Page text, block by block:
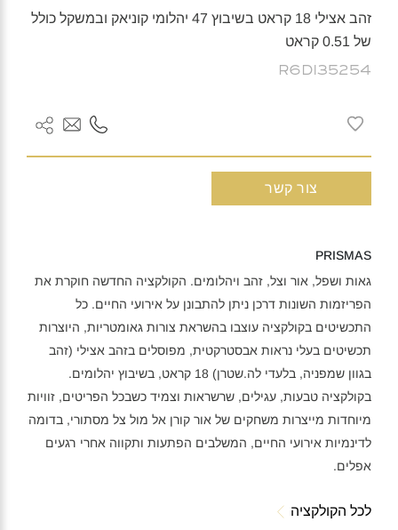
זהב אצילי 18 קראט בשיבוץ 47 יהלומי קוניאק ובמשקל כולל
של 0.51 קראט
R6DI35254
צור קשר
PRISMAS
גאות ושפל, אור וצל, זהב ויהלומים. הקולקציה החדשה חוקרת את
הפריזמות השונות דרכן ניתן להתבונן על אירועי החיים. כל
התכשיטים בקולקציה עוצבו בהשראת צורות גאומטריות, היוצרות
תכשיטים בעלי נראות אבסטרקטית, מפוסלים בזהב אצילי (זהב
בגוון שמפניה, בלעדי לה.שטרן) 18 קראט, בשיבוץ יהלומים.
בקולקציה טבעות, עגילים, שרשראות וצמיד כשבכל הפריטים, זוויות
מיוחדות מייצרות משחקים של אור קורן אל מול צל מסתורי, בדומה
לדינמיות אירועי החיים, המשלבים הפתעות ותקווה אחרי רגעים
אפלים.
לכל הקולקציה